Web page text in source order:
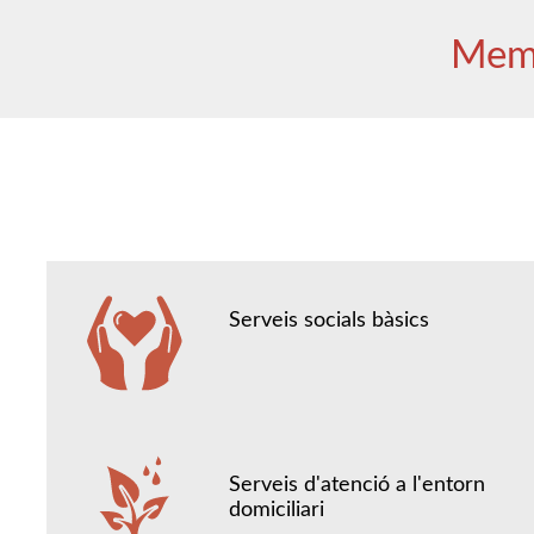
Serveis socials bàsics
Serveis d'atenció a l'entorn
domiciliari